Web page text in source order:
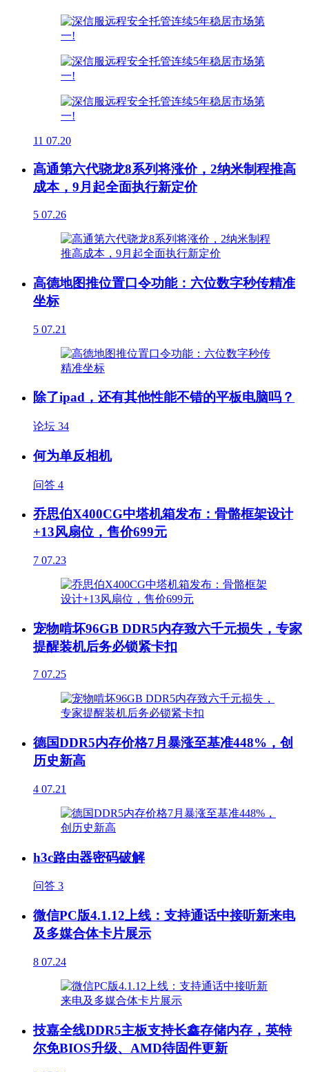
11 07.20
高通第六代骁龙8系列将涨价，2纳米制程推高
成本，9月起全面执行新定价
5 07.26
高德地图推位置口令功能：六位数字秒传精准
坐标
5 07.21
除了ipad，还有其他性能不错的平板电脑吗？
论坛 34
何为单反相机
问答 4
乔思伯X400CG中塔机箱发布：骨骼框架设计
+13风扇位，售价699元
7 07.23
宠物啃坏96GB DDR5内存致六千元损失，专家
提醒装机后务必锁紧卡扣
7 07.25
德国DDR5内存价格7月暴涨至基准448%，创
历史新高
4 07.21
h3c路由器密码破解
问答 3
微信PC版4.1.12上线：支持通话中接听新来电
及多媒合体卡片展示
8 07.24
技嘉全线DDR5主板支持长鑫存储内存，英特
尔免BIOS升级、AMD待固件更新